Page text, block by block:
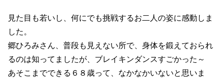
見た目も若いし、何にでも挑戦するお二人の姿に感動しま
した。
郷ひろみさん、普段も見えない所で、身体を鍛えておられ
るのは知ってましたが、ブレイキンダンスすごかった～
あそこまでできる６８歳って、なかなかいないと思いま